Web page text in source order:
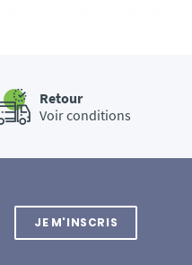
Retour
Voir conditions
JE M'INSCRIS